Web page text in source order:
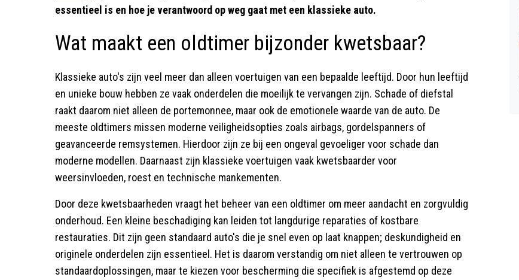
essentieel is en hoe je verantwoord op weg gaat met een klassieke auto.
Wat maakt een oldtimer bijzonder kwetsbaar?
Klassieke auto's zijn veel meer dan alleen voertuigen van een bepaalde leeftijd. Door hun leeftijd
en unieke bouw hebben ze vaak onderdelen die moeilijk te vervangen zijn. Schade of diefstal
raakt daarom niet alleen de portemonnee, maar ook de emotionele waarde van de auto. De
meeste oldtimers missen moderne veiligheidsopties zoals airbags, gordelspanners of
geavanceerde remsystemen. Hierdoor zijn ze bij een ongeval gevoeliger voor schade dan
moderne modellen. Daarnaast zijn klassieke voertuigen vaak kwetsbaarder voor
weersinvloeden, roest en technische mankementen.
Door deze kwetsbaarheden vraagt het beheer van een oldtimer om meer aandacht en zorgvuldig
onderhoud. Een kleine beschadiging kan leiden tot langdurige reparaties of kostbare
restauraties. Dit zijn geen standaard auto's die je snel even op laat knappen; deskundigheid en
originele onderdelen zijn essentieel. Het is daarom verstandig om niet alleen te vertrouwen op
standaardoplossingen, maar te kiezen voor bescherming die specifiek is afgestemd op deze